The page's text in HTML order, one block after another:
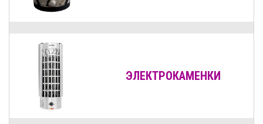
ЭЛЕКТРОКАМЕНКИ